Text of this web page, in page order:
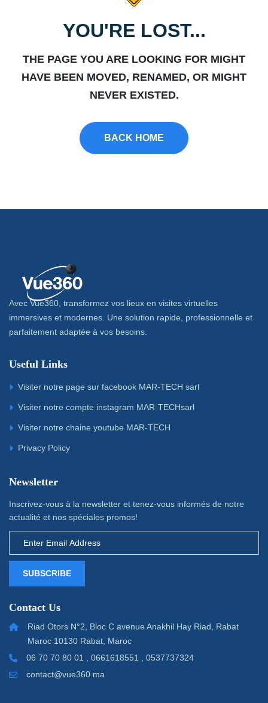
YOU'RE LOST...
THE PAGE YOU ARE LOOKING FOR MIGHT
HAVE BEEN MOVED, RENAMED, OR MIGHT
NEVER EXISTED.
BACK HOME
Avec Vue360, transformez vos lieux en visites virtuelles
immersives et modernes. Une solution rapide, professionnelle et
parfaitement adaptée à vos besoins.
Useful Links
Visiter notre page sur facebook MAR-TECH sarl
Visiter notre compte instagram MAR-TECHsarl
Visiter notre chaine youtube MAR-TECH
Privacy Policy
Newsletter
Inscrivez-vous à la newsletter et tenez-vous informés de notre
actualité et nos spéciales promos!
SUBSCRIBE
Contact Us
Riad Otors N°2, Bloc C avenue Anakhil Hay Riad, Rabat
Maroc 10130 Rabat, Maroc
06 70 70 80 01 , 0661618551 , 0537737324
contact@vue360.ma